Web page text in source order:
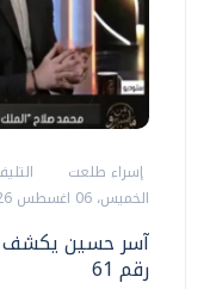
إسراء طلعت
الخميس، 06 اغسطس 2026 08:57 ص
آسر حسين يكشف
رقم 61